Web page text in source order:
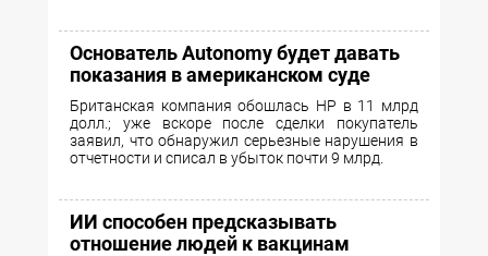
Основатель Autonomy будет давать
показания в американском суде
Британская компания обошлась HP в 11 млрд
долл.; уже вскоре после сделки покупатель
заявил, что обнаружил серьезные нарушения в
отчетности и списал в убыток почти 9 млрд.
ИИ способен предсказывать
отношение людей к вакцинам